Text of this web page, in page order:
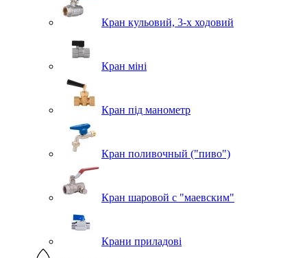
Кран кульовий, 3-х ходовий
Кран міні
Кран під манометр
Кран поливочный ("пиво")
Кран шаровой с "маевским"
Крани приладові